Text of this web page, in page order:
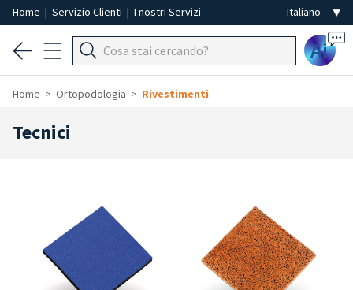
Home | Servizio Clienti | I nostri Servizi
Ai
Home Ortopodologia Rivestimenti
Tecnici